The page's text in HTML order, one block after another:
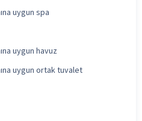
uygun spa
uygun havuz
uygun ortak tuvalet